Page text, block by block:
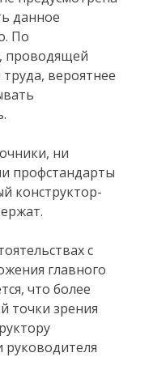
данное
По
проводящей
вероятнее
ни
профстандарты
конструктор-
с
главного
что более
точки зрения